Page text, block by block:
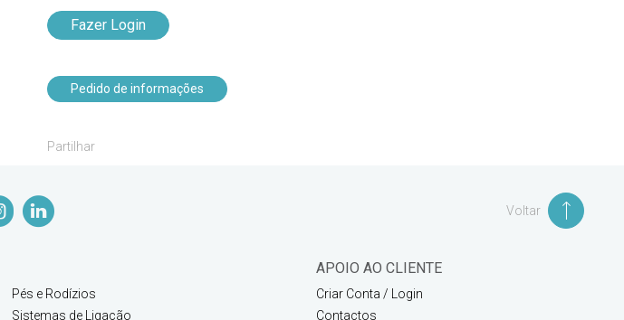
Fazer Login
Pedido de informações
Partilhar
Voltar
Pés e Rodízios
Sistemas de Ligação
APOIO AO CLIENTE
Criar Conta / Login
Contactos